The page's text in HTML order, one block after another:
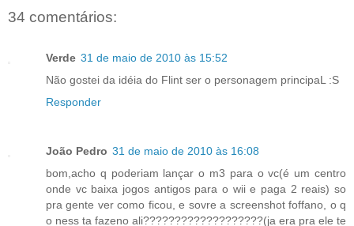
34 comentários:
Verde 31 de maio de 2010 às 15:52
Não gostei da idéia do Flint ser o personagem principaL :S
Responder
João Pedro 31 de maio de 2010 às 16:08
bom,acho q poderiam lançar o m3 para o vc(é um centro
onde vc baixa jogos antigos para o wii e paga 2 reais) so
pra gente ver como ficou, e sovre a screenshot foffano, o q
o ness ta fazeno ali???????????????????(ja era pra ele te